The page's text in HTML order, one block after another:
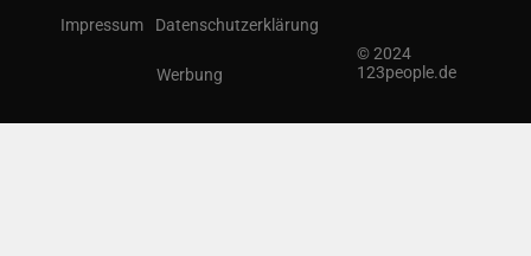
© 2024
123people.de
Impressum Datenschutzerklärung
Werbung